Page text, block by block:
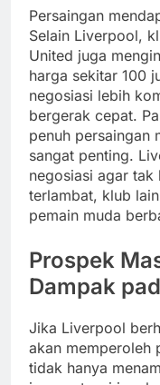
Persaingan
Selain Liverpool,
United juga
harga sekitar 100
negosiasi lebih
bergerak cepat.
penuh persaingan
sangat penting.
negosiasi agar tak
terlambat, klub
pemain muda
Prospek
Dampak
Jika Liverpool
akan memperoleh
tidak hanya